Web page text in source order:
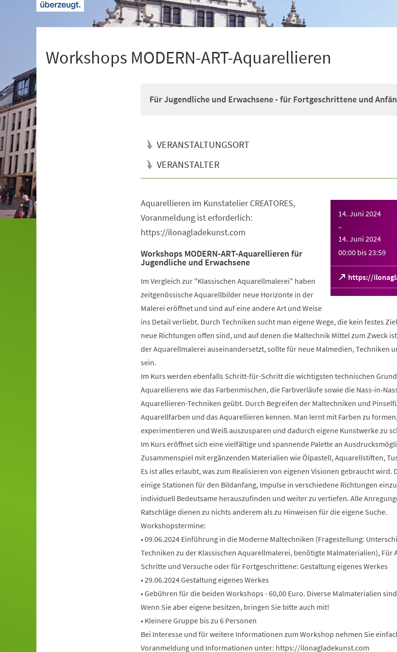
Workshops MODERN-ART-Aquarellieren
Für Jugendliche und Erwachsene - für Fortgeschrittene und
VERANSTALTUNGSORT
VERANSTALTER
14. Juni 2024
–
14. Juni 2024
00:00 bis23:59
https://
(Öffnet
in
einem
Aquarellieren im Kunstatelier CREATORES,
Voranmeldung ist erforderlich:
https://ilonagladekunst.com
Workshops MODERN-ART-Aquarellieren für
Jugendliche und Erwachsene
Im Vergleich zur "Klassischen Aquarellmalerei" haben
zeitgenössische Aquarellbilder neue Horizonte in der
Malerei eröffnet und sind auf eine andere Art und Weise
ins Detail verliebt. Durch Techniken sucht man eigene Wege, die kein festes
neue Richtungen offen sind, und auf denen die Maltechnik Mittel zum Zweck
der Aquarellmalerei auseinandersetzt, sollte für neue Malmedien, Techniken
sein.
Im Kurs werden ebenfalls Schritt-für-Schritt die wichtigsten technischen
Aquarellierens wie das Farbenmischen, die Farbverläufe sowie die Nass-in-
Aquarellieren-Techniken geübt. Durch Begreifen der Maltechniken und
Aquarellfarben und das Aquarellieren kennen. Man lernt mit Farben zu
experimentieren und Weiß auszusparen und dadurch eigene Kunstwerke zu
Im Kurs eröffnet sich eine vielfältige und spannende Palette an
Zusammenspiel mit ergänzenden Materialien wie Ölpastell, Aquarellstiften,
Es ist alles erlaubt, was zum Realisieren von eigenen Visionen gebraucht wird.
einige Stationen für den Bildanfang, Impulse in verschiedene Richtungen
individuell Bedeutsame herauszufinden und weiter zu vertiefen. Alle
Ratschläge dienen zu nichts anderem als zu Hinweisen für die eigene Suche.
Workshopstermine:
• 09.06.2024 Einführung in die Moderne Maltechniken (Fragestellung:
Techniken zu der Klassischen Aquarellmalerei, benötigte Malmaterialien), Für
Schritte und Versuche oder für Fortgeschrittene: Gestaltung eigenes Werkes
• 29.06.2024 Gestaltung eigenes Werkes
• Gebühren für die beiden Workshops - 60,00 Euro. Diverse Malmaterialien
Wenn Sie aber eigene besitzen, bringen Sie bitte auch mit!
• Kleinere Gruppe bis zu 6 Personen
Bei Interesse und für weitere Informationen zum Workshop nehmen Sie
Voranmeldung und Informationen unter: https://ilonagladekunst.com